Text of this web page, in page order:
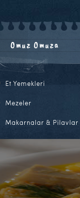
Omuz Omuza
Et Yemekleri
Mezeler
Makarnalar & Pilavlar